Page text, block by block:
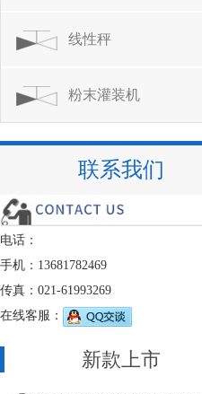
线性秤
粉末灌装机
联系我们
电话：
手机：13681782469
传真：021-61993269
在线客服：
新款上市